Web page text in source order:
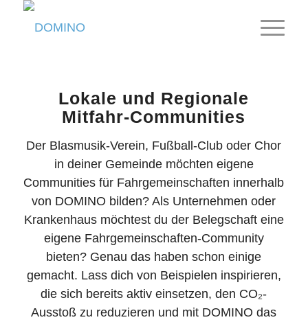
Lokale und Regionale
Mitfahr-Communities
Der Blasmusik-Verein, Fußball-Club oder Chor
in deiner Gemeinde möchten eigene
Communities für Fahrgemeinschaften innerhalb
von DOMINO bilden? Als Unternehmen oder
Krankenhaus möchtest du der Belegschaft eine
eigene Fahrgemeinschaften-Community
bieten? Genau das haben schon einige
gemacht. Lass dich von Beispielen inspirieren,
die sich bereits aktiv einsetzen, den CO₂-
Ausstoß zu reduzieren und mit DOMINO das